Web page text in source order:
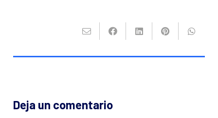
Deja un comentario